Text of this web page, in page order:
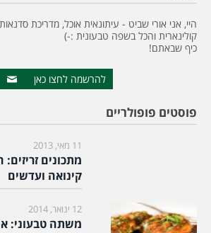
היי, אני אורי שביט - עיתונאית אוכל, מדריכת
קולינארית והכל בשפה טבעונית :-)
כיף שבאתם!
להרשמה לחצו כאן
פוסטים פופולריים
11 מאי, 2013
מתכונים
קינואה ועדשים
12 ינואר, 2014
משתה טבעוני: